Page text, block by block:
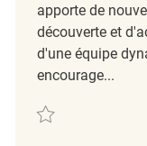
apporte de
découverte et
d'une équipe
encourage...
Sauvegarder Loss